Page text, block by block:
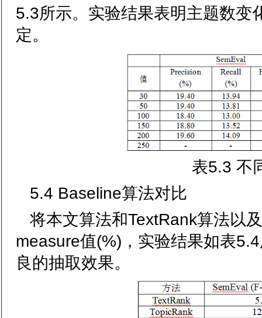
5.3所示。实验结果表明主题数变
定。
表5.3 不
5.4 Baseline算法对比
将本文算法和TextRank算法以
measure值(%)，实验结果如表
良的抽取效果。